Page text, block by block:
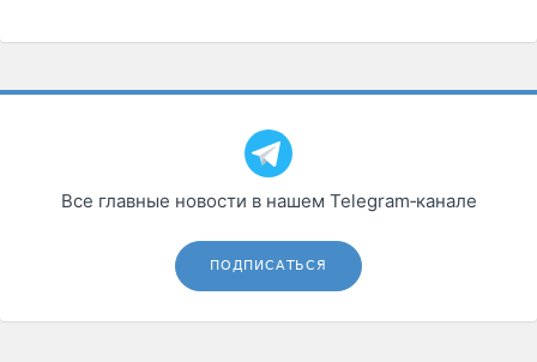
Все главные новости в нашем Telegram‑канале
ПОДПИСАТЬСЯ